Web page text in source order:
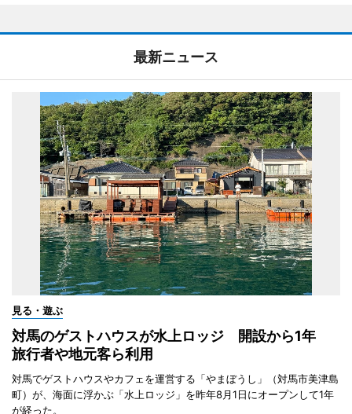
最新ニュース
見る・遊ぶ
対馬のゲストハウスが水上ロッジ 開設から1年
旅行者や地元客ら利用
対馬でゲストハウスやカフェを運営する「やまぼうし」（対馬市美津島
町）が、海面に浮かぶ「水上ロッジ」を昨年8月1日にオープンして1年
が経った。